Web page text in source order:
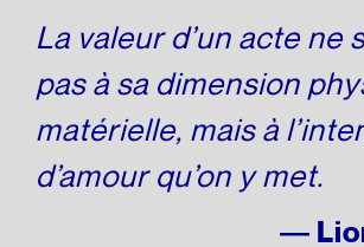
La valeur d’un acte ne
pas à sa dimension
matérielle, mais à
d’amour qu’on y met.
—